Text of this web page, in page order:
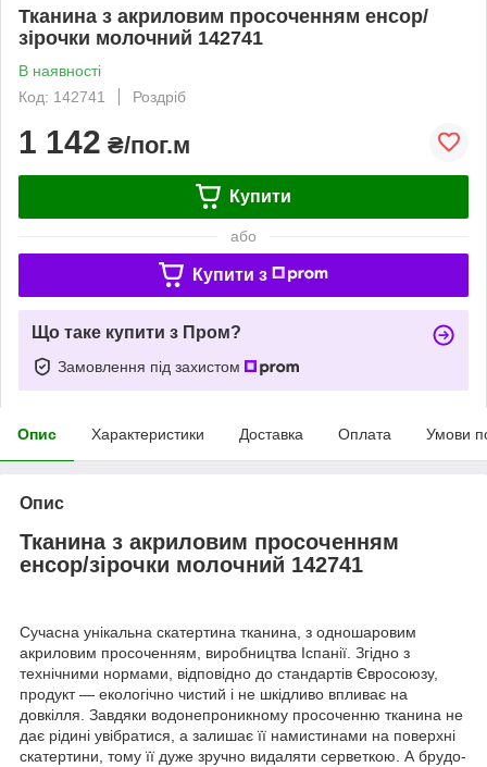
Тканина з акриловим просоченням енсор/
зірочки молочний 142741
В наявності
Код: 142741
Роздріб
1 142 ₴/пог.м
Купити
або
Купити з
Що таке купити з Пром?
Замовлення під захистом
Опис Характеристики Доставка Оплата Умови
Опис
Тканина з акриловим просоченням
енсор/зірочки молочний 142741
Сучасна унікальна скатертина тканина, з одношаровим
акриловим просоченням, виробництва Іспанії. Згідно з
технічними нормами, відповідно до стандартів Євросоюзу,
продукт — екологічно чистий і не шкідливо впливає на
довкілля. Завдяки водонепроникному просоченню тканина не
дає рідині увібратися, а залишає її намистинами на поверхні
скатертини, тому її дуже зручно видаляти серветкою. А брудо-